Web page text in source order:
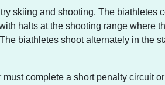
skiing and shooting. The biathletes
halts at the shooting range where
biathletes shoot alternately in the
complete a short penalty circuit